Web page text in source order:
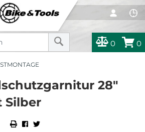
0 0
28"
Silber